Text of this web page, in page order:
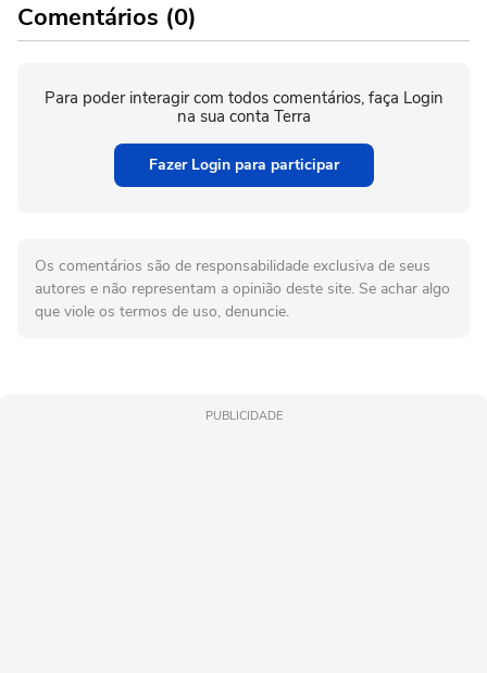
Comentários (0)
Para poder interagir com todos comentários, faça Login
na sua conta Terra
Fazer Login para participar
Os comentários são de responsabilidade exclusiva de seus
autores e não representam a opinião deste site. Se achar algo
que viole os termos de uso, denuncie.
PUBLICIDADE